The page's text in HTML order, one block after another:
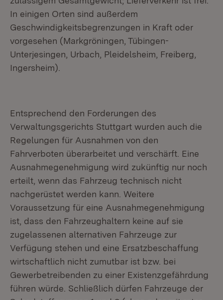
In einigen Orten sind außerdem
Geschwindigkeitsbegrenzungen in Kraft oder
vorgesehen (Markgröningen, Tübingen-
Unterjesingen, Urbach, Pleidelsheim, Freiberg,
Ingersheim).
Entsprechend den Forderungen des
Verwaltungsgerichts Stuttgart wurden auch die
Regelungen für Ausnahmen von den
Fahrverboten überarbeitet und verschärft. Eine
Ausnahmegenehmigung wird zukünftig nur noch
erteilt, wenn das Fahrzeug technisch nicht
nachgerüstet werden kann. Weitere
Voraussetzung für eine Ausnahmegenehmigung
ist, dass den Fahrzeughaltern keine auf sie
zugelassenen alternativen Fahrzeuge zur
Verfügung stehen und eine Ersatzbeschaffung
wirtschaftlich nicht zumutbar ist bzw. bei
Gewerbetreibenden zu einer Existenzgefährdung
führen würde. Schließlich dürfen Fahrzeuge der